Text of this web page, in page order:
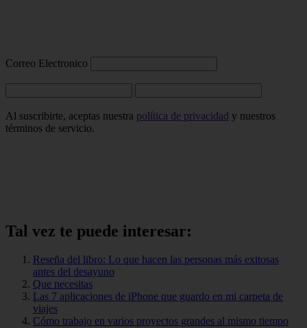
Correo Electronico
Al suscribirte, aceptas nuestra política de privacidad y nuestros
términos de servicio.
Tal vez te puede interesar:
Reseña del libro: Lo que hacen las personas más exitosas
antes del desayuno
Que necesitas
Las 7 aplicaciones de iPhone que guardo en mi carpeta de
viajes
Cómo trabajo en varios proyectos grandes al mismo tiempo